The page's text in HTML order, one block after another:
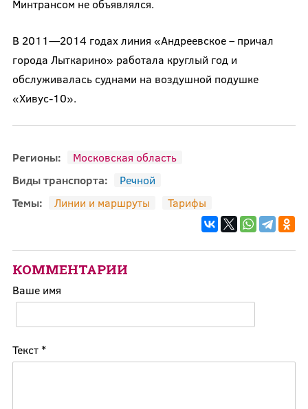
Минтрансом не объявлялся.
В 2011—2014 годах линия «Андреевское – причал
города Лыткарино» работала круглый год и
обслуживалась суднами на воздушной подушке
«Хивус-10».
Регионы:
Московская область
Виды транспорта:
Речной
Темы:
Линии и маршруты Тарифы
КОММЕНТАРИИ
Ваше имя
Текст *